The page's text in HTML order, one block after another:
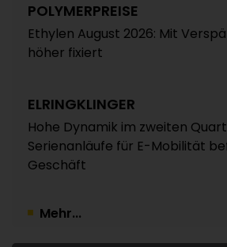
POLYMERPREISE
Ethylen August 2026: Mit
höher fixiert
ELRINGKLINGER
Hohe Dynamik im zweiten
Serienanläufe für E-Mobilität
Geschäft
Mehr...